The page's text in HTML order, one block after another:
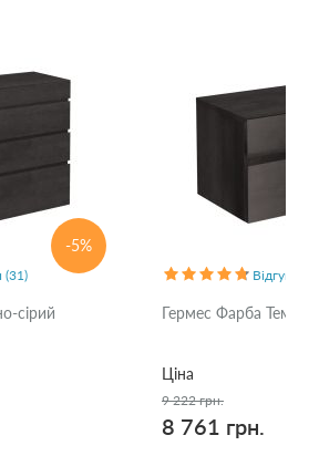
-5%
(31)
сірий
Відгуки
Гермес Фарба Темно-
Ціна
9 222 грн.
8 761 грн.